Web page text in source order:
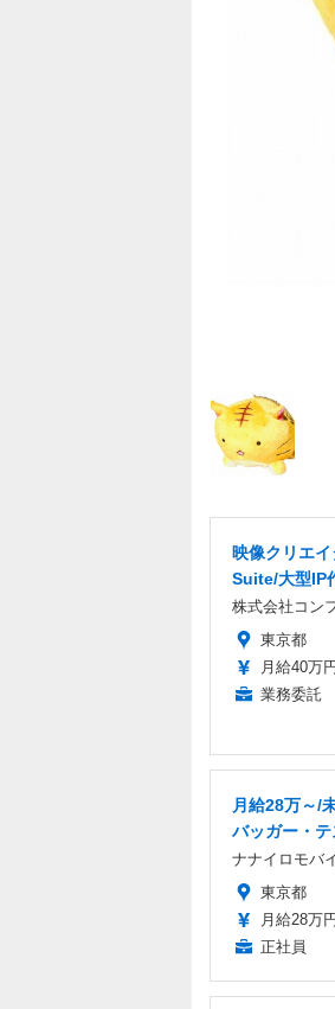
映像クリエ
Suite/大型IP
株式会社コン
東京都
月給40万
業務委託
月給28万～/
バッガー・
ナナイロモバ
東京都
月給28万
正社員